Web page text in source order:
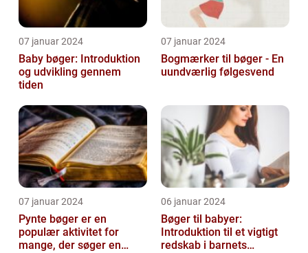
07 januar 2024
Baby bøger: Introduktion
og udvikling gennem
tiden
07 januar 2024
Bogmærker til bøger - En
uundværlig følgesvend
07 januar 2024
Pynte bøger er en
populær aktivitet for
mange, der søger en
06 januar 2024
Bøger til babyer:
Introduktion til et vigtigt
redskab i barnets